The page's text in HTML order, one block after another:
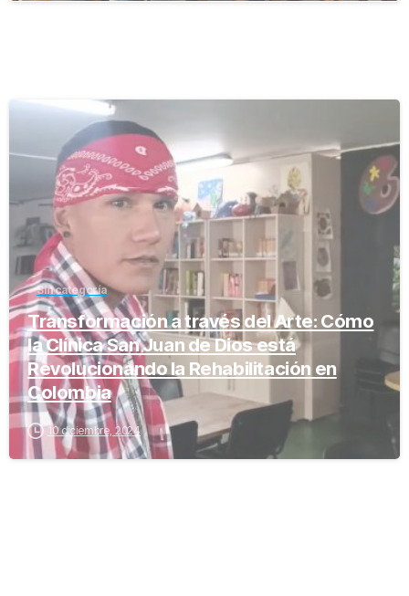
Sin categoría
Transformación a través del Arte: Cómo
la Clínica San Juan de Dios está
Revolucionando la Rehabilitación en
Colombia
10 diciembre, 2024